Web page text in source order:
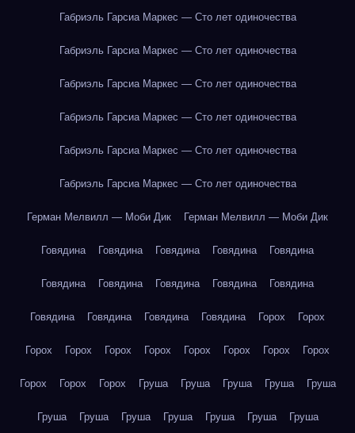
Габриэль Гарсиа Маркес — Сто лет одиночества
Габриэль Гарсиа Маркес — Сто лет одиночества
Габриэль Гарсиа Маркес — Сто лет одиночества
Габриэль Гарсиа Маркес — Сто лет одиночества
Габриэль Гарсиа Маркес — Сто лет одиночества
Габриэль Гарсиа Маркес — Сто лет одиночества
Герман Мелвилл — Моби Дик Герман Мелвилл — Моби Дик
Говядина Говядина Говядина Говядина Говядина
Говядина Говядина Говядина Говядина Говядина
Говядина Говядина Говядина Говядина Горох Горох
Горох Горох Горох Горох Горох Горох Горох Горох
Горох Горох Горох Груша Груша Груша Груша Груша
Груша Груша Груша Груша Груша Груша Груша